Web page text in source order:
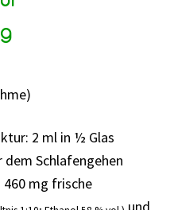
2 ml in ½ Glas
dem Schlafengehen
mg frische